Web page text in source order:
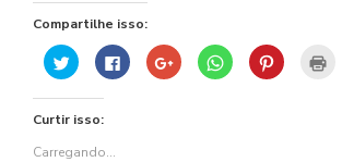
Compartilhe isso:
Clique
para
compartilhar
no
em
janela)
Clique
para
compartilhar
Compartilhe
no
Google+
Clique
para
compartilhar
Clique
para
Curtir isso:
Carregando...